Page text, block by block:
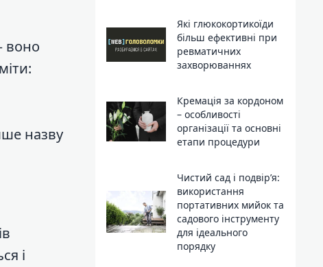
воно
назву
і
Які глюкокортикоїди
більш ефективні при
ревматичних
захворюваннях
Кремація за кордоном
– особливості
організації та основні
етапи процедури
Чистий сад і подвір’я:
використання
портативних мийок та
садового інструменту
для ідеального
порядку